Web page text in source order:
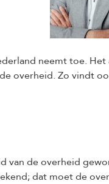
neemt toe. Het
overheid. Zo vindt
van de overheid
dat moet de